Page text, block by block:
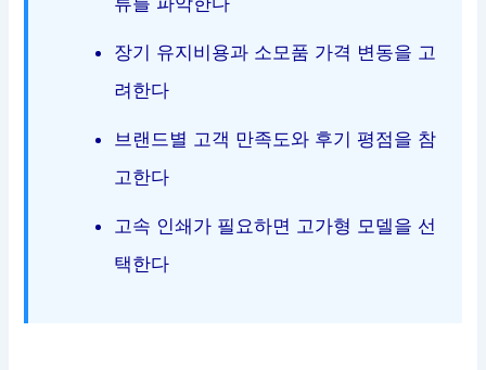
장기 유지비용과 소모품 가격 변동을 고
려한다
브랜드별 고객 만족도와 후기 평점을 참
고한다
고속 인쇄가 필요하면 고가형 모델을 선
택한다